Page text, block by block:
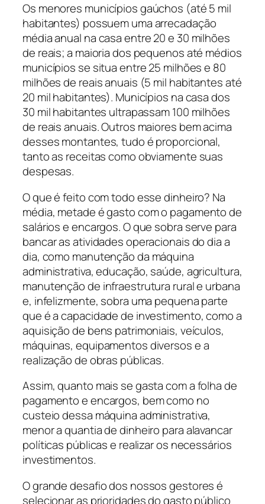
Os menores municípios gaúchos (até 5 mil
habitantes) possuem uma arrecadação
média anual na casa entre 20 e 30 milhões
de reais; a maioria dos pequenos até médios
municípios se situa entre 25 milhões e 80
milhões de reais anuais (5 mil habitantes até
20 mil habitantes). Municípios na casa dos
30 mil habitantes ultrapassam 100 milhões
de reais anuais. Outros maiores bem acima
desses montantes, tudo é proporcional,
tanto as receitas como obviamente suas
despesas.
O que é feito com todo esse dinheiro? Na
média, metade é gasto com o pagamento de
salários e encargos. O que sobra serve para
bancar as atividades operacionais do dia a
dia, como manutenção da máquina
administrativa, educação, saúde, agricultura,
manutenção de infraestrutura rural e urbana
e, infelizmente, sobra uma pequena parte
que é a capacidade de investimento, como a
aquisição de bens patrimoniais, veículos,
máquinas, equipamentos diversos e a
realização de obras públicas.
Assim, quanto mais se gasta com a folha de
pagamento e encargos, bem como no
custeio dessa máquina administrativa,
menor a quantia de dinheiro para alavancar
políticas públicas e realizar os necessários
investimentos.
O grande desafio dos nossos gestores é
selecionar as prioridades do gasto público